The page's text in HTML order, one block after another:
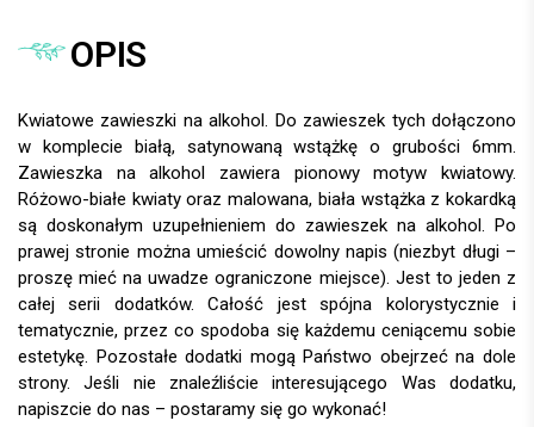
OPIS
Kwiatowe zawieszki na alkohol. Do zawieszek tych dołączono
w komplecie białą, satynowaną wstążkę o grubości 6mm.
Zawieszka na alkohol zawiera pionowy motyw kwiatowy.
Różowo-białe kwiaty oraz malowana, biała wstążka z kokardką
są doskonałym uzupełnieniem do zawieszek na alkohol. Po
prawej stronie można umieścić dowolny napis (niezbyt długi –
proszę mieć na uwadze ograniczone miejsce). Jest to jeden z
całej serii dodatków. Całość jest spójna kolorystycznie i
tematycznie, przez co spodoba się każdemu ceniącemu sobie
estetykę. Pozostałe dodatki mogą Państwo obejrzeć na dole
strony. Jeśli nie znaleźliście interesującego Was dodatku,
napiszcie do nas – postaramy się go wykonać!